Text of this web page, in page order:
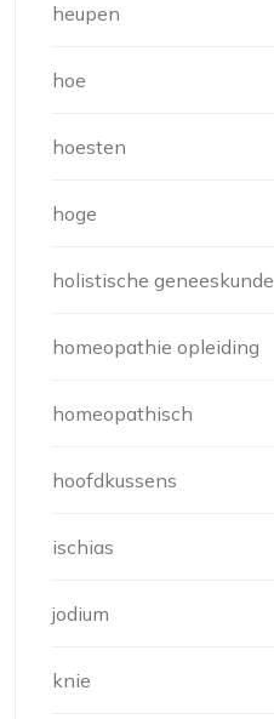
heupen
hoe
hoesten
hoge
holistische geneeskunde
homeopathie opleiding
homeopathisch
hoofdkussens
ischias
jodium
knie